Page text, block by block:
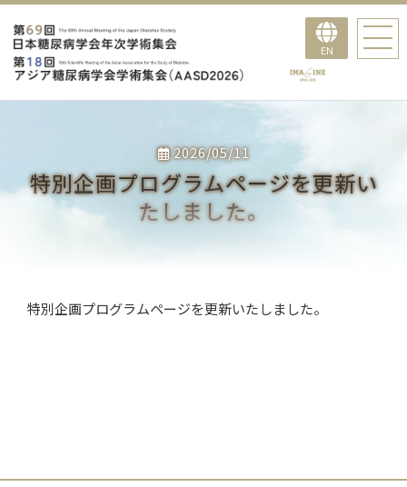
EN
2026/05/11
特別企画プログラムページを更新い
たしました。
特別企画プログラムページを更新いたしました。